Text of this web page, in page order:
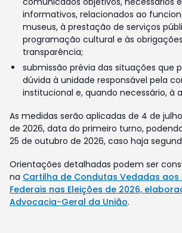
informativos, relacionados ao
museus, à prestação de serviços
programação cultural e às
transparência;
submissão prévia das situações que
dúvida à unidade responsável pela
institucional e, quando necessário, à
As medidas serão aplicadas de 4 de
de 2026, data do primeiro turno,
25 de outubro de 2026, caso haja
Orientações detalhadas podem ser
na Cartilha de Condutas Vedadas aos
Federais nas Eleições de 2026,
Advocacia-Geral da União.